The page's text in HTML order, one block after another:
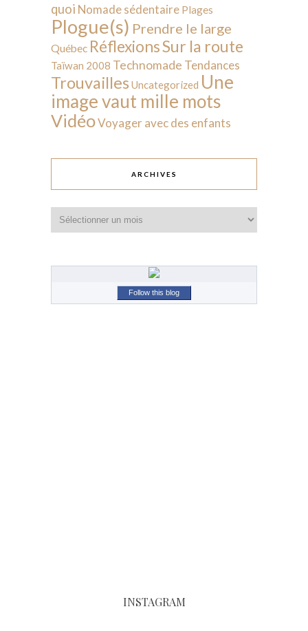
quoi Nomade sédentaire Plages
Plogue(s) Prendre le large
Québec RéflexionsSur la route
Taïwan 2008 Technomade Tendances
Trouvailles Uncategorized Une
image vaut mille mots
VidéoVoyager avec des enfants
ARCHIVES
Follow this blog
INSTAGRAM